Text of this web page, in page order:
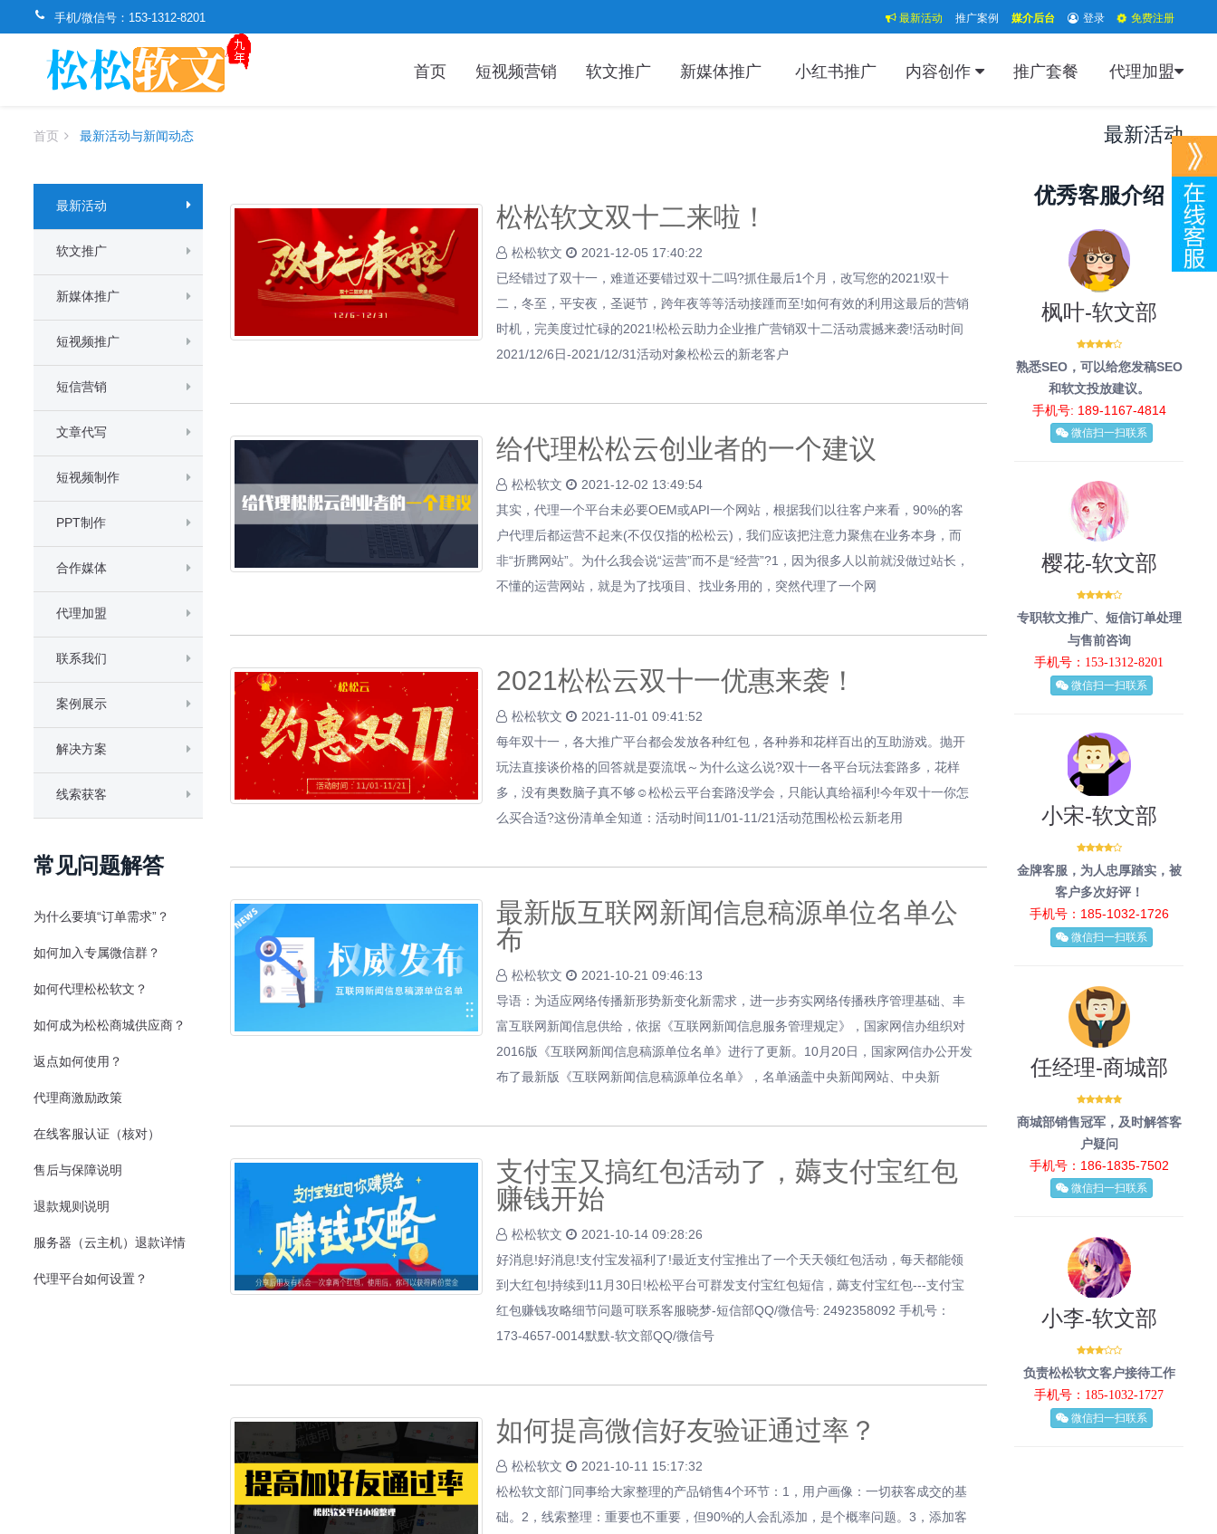
手机/微信号： 153-1312-8201 最新活动 推广案例 媒介后台 登录 免费注册
首页 短视频营销 软文推广 新媒体推广 小红书推广 内容创作 推广套餐 代理加盟
首页 最新活动与新闻动态 最新活动
最新活动
软文推广
新媒体推广
短视频推广
短信营销
文章代写
短视频制作
PPT制作
合作媒体
代理加盟
联系我们
案例展示
解决方案
线索获客
常见问题解答
为什么要填“订单需求”？
如何加入专属微信群？
如何代理松松软文？
如何成为松松商城供应商？
返点如何使用？
代理商激励政策
在线客服认证（核对）
售后与保障说明
退款规则说明
服务器（云主机）退款详情
代理平台如何设置？
松松软文双十二来啦！
松松软文
2021-12-05 17:40:22
已经错过了双十一，难道还要错过双十二吗?抓住最后1个月，改写您的2021!双十
二，冬至，平安夜，圣诞节，跨年夜等等活动接踵而至!如何有效的利用这最后的营销
时机，完美度过忙碌的2021!松松云助力企业推广营销双十二活动震撼来袭!活动时间
2021/12/6日-2021/12/31活动对象松松云的新老客户
给代理松松云创业者的一个建议
松松软文
2021-12-02 13:49:54
其实，代理一个平台未必要OEM或API一个网站，根据我们以往客户来看，90%的客
户代理后都运营不起来(不仅仅指的松松云)，我们应该把注意力聚焦在业务本身，而
非“折腾网站”。为什么我会说“运营”而不是“经营”?1，因为很多人以前就没做过站长，
不懂的运营网站，就是为了找项目、找业务用的，突然代理了一个网
2021松松云双十一优惠来袭！
松松软文
2021-11-01 09:41:52
每年双十一，各大推广平台都会发放各种红包，各种券和花样百出的互助游戏。抛开
玩法直接谈价格的回答就是耍流氓～为什么这么说?双十一各平台玩法套路多，花样
多，没有奥数脑子真不够☺松松云平台套路没学会，只能认真给福利!今年双十一你怎
么买合适?这份清单全知道：活动时间11/01-11/21活动范围松松云新老用
最新版互联网新闻信息稿源单位名单公
布
松松软文
2021-10-21 09:46:13
导语：为适应网络传播新形势新变化新需求，进一步夯实网络传播秩序管理基础、丰
富互联网新闻信息供给，依据《互联网新闻信息服务管理规定》，国家网信办组织对
2016版《互联网新闻信息稿源单位名单》进行了更新。10月20日，国家网信办公开发
布了最新版《互联网新闻信息稿源单位名单》，名单涵盖中央新闻网站、中央新
支付宝又搞红包活动了，薅支付宝红包
赚钱开始
松松软文
2021-10-14 09:28:26
好消息!好消息!支付宝发福利了!最近支付宝推出了一个天天领红包活动，每天都能领
到大红包!持续到11月30日!松松平台可群发支付宝红包短信，薅支付宝红包---支付宝
红包赚钱攻略细节问题可联系客服晓梦-短信部QQ/微信号: 2492358092 手机号：
173-4657-0014默默-软文部QQ/微信号
如何提高微信好友验证通过率？
松松软文
2021-10-11 15:17:32
松松软文部门同事给大家整理的产品销售4个环节：1，用户画像：一切获客成交的基
础。2，线索整理：重要也不重要，但90%的人会乱添加，是个概率问题。3，添加客
优秀客服介绍
枫叶-软文部
熟悉SEO，可以给您发稿SEO
和软文投放建议。
手机号: 189-1167-4814
微信扫一扫联系
樱花-软文部
专职软文推广、短信订单处理
与售前咨询
手机号：153-1312-8201
微信扫一扫联系
小宋-软文部
金牌客服，为人忠厚踏实，被
客户多次好评！
手机号：185-1032-1726
微信扫一扫联系
任经理-商城部
商城部销售冠军，及时解答客
户疑问
手机号：186-1835-7502
微信扫一扫联系
小李-软文部
负责松松软文客户接待工作
手机号：185-1032-1727
微信扫一扫联系